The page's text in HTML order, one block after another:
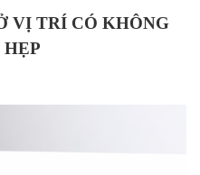
VỊ TRÍ CÓ KHÔNG